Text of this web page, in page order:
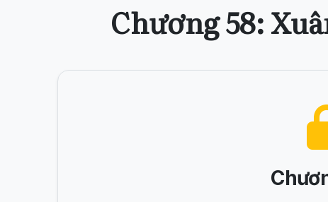
Chương 58: